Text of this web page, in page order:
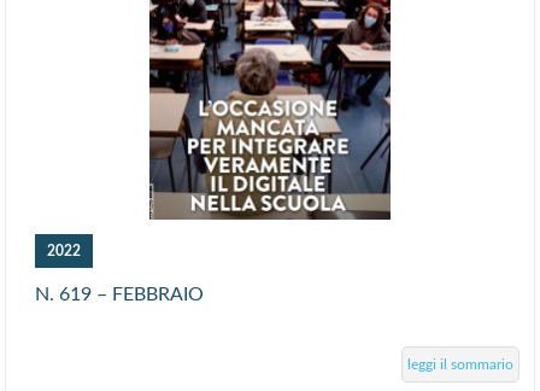
2022
N. 619 – FEBBRAIO
leggi il sommario